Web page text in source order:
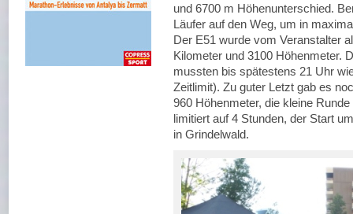
und 6700 m Höhenunterschied.
Läufer auf den Weg, um in
Der E51 wurde vom Veranstalter
Kilometer und 3100 Höhenmeter.
mussten bis spätestens 21 Uhr
Zeitlimit). Zu guter Letzt gab es
960 Höhenmeter, die kleine
limitiert auf 4 Stunden, der Start
in Grindelwald.